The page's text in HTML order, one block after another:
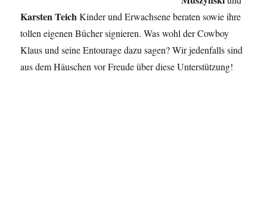
Karsten TeichKinder und Erwachsene beraten sowie ihre
tollen eigenen Bücher signieren. Was wohl der Cowboy
Klaus und seine Entourage dazu sagen? Wir jedenfalls sind
aus dem Häuschen vor Freude über diese Unterstützung!